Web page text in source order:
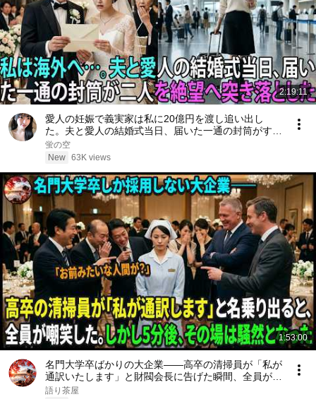
2:19:11
愛人の妊娠で義実家は私に20億円を渡し追い出し
た。夫と愛人の結婚式当日、届いた一通の封筒がすべ
てを終わらせた――| 感動する話 | スカッとする話
蛍の空
New 63K views
1:53:00
名門大学卒ばかりの大企業――高卒の清掃員が「私が
通訳いたします」と財閥会長に告げた瞬間、全員が嘲
笑した。しかし5分後、その場は静まり返った。#動
語り茶屋